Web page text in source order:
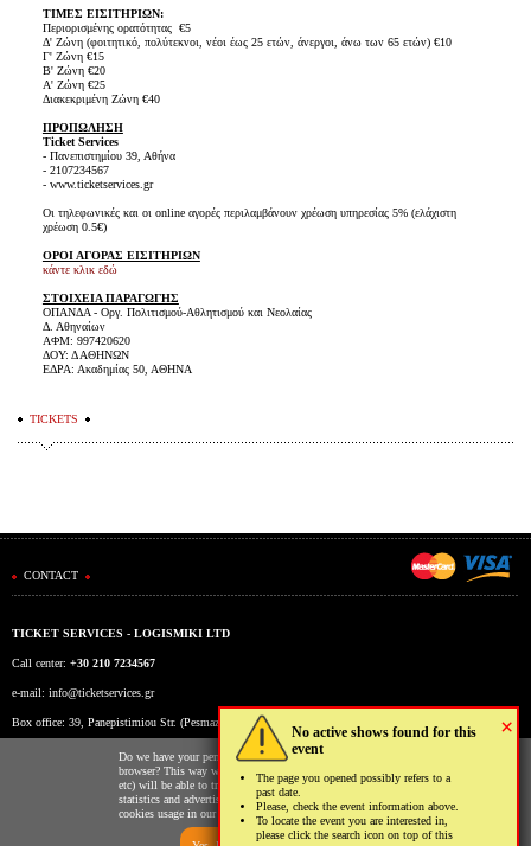
×
No active shows found for this
event
The page you opened possibly refers to a
past date.
Please, check the event information above.
To locate the event you are interested in,
please click the search icon on top of this
ΤΙΜΕΣ ΕΙΣΙΤΗΡΙΩΝ:
Περιορισμένης ορατότητας €5
Δ' Ζώνη (φοιτητικό, πολύτεκνοι, νέοι έως 25 ετών, άνεργοι, άνω των 65 ετών) €10
Γ' Ζώνη €15
Β' Ζώνη €20
Α' Ζώνη €25
Διακεκριμένη Ζώνη €40
ΠΡΟΠΩΛΗΣΗ
Ticket Services
- Πανεπιστημίου 39, Αθήνα
- 2107234567
- www.ticketservices.gr
Οι τηλεφωνικές και οι online αγορές περιλαμβάνουν χρέωση υπηρεσίας 5% (ελάχιστη
χρέωση 0.5€)
ΟΡΟΙ ΑΓΟΡΑΣ ΕΙΣΙΤΗΡΙΩΝ
κάντε κλικ εδώ
ΣΤΟΙΧΕΙΑ ΠΑΡΑΓΩΓΗΣ
ΟΠΑΝΔΑ - Οργ. Πολιτισμού-Αθλητισμού και Νεολαίας
Δ. Αθηναίων
ΑΦΜ: 997420620
ΔΟΥ: Δ ΑΘΗΝΩΝ
ΕΔΡΑ: Ακαδημίας 50, ΑΘΗΝΑ
TICKETS
CONTACT
TICKET SERVICES - LOGISMIKI LTD
Call center: +30 210 7234567
e-mail: info@ticketservices.gr
Box office: 39, Panepistimiou Str. (Pesmazoglou Arc), Athens, Greece
Working hours: Mon-Fri: 9am-5pmDo we have your permission to store cookies to your
browser? This way we and third parties (Google, Facebook
etc) will be able to track your usage of our website for
statistics and advertising reasons. You may read more on the
cookies usage in our website clickinghere.